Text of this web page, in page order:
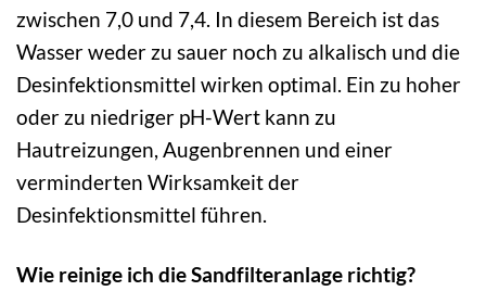
zwischen 7,0 und 7,4. In diesem Bereich ist das
Wasser weder zu sauer noch zu alkalisch und die
Desinfektionsmittel wirken optimal. Ein zu hoher
oder zu niedriger pH-Wert kann zu
Hautreizungen, Augenbrennen und einer
verminderten Wirksamkeit der
Desinfektionsmittel führen.
Wie reinige ich die Sandfilteranlage richtig?